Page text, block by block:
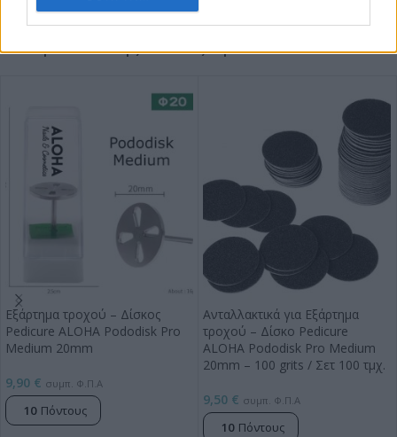
Μπορεί επίσης να σας αρέσει…
Εξάρτημα τροχού – Δίσκος
Pedicure ALOHA Pododisk Pro
Medium 20mm
9,90 € συμπ. Φ.Π.Α
10 Πόντους
Ανταλλακτικά για Εξάρτημα
τροχού – Δίσκο Pedicure
ALOHA Pododisk Pro Medium
20mm – 100 grits / Σετ 100 τμχ.
9,50 € συμπ. Φ.Π.Α
10 Πόντους